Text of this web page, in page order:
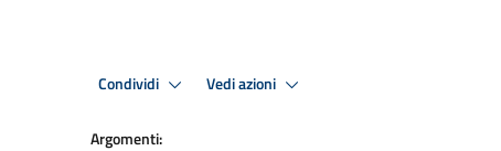
Condividi Vedi azioni
Argomenti: